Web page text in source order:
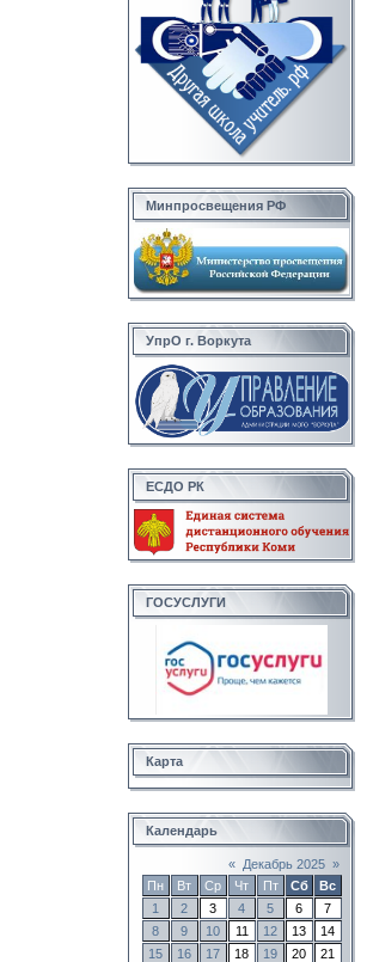
Минпросвещения РФ
УпрО г. Воркута
ЕСДО РК
ГОСУСЛУГИ
Карта
Календарь
« Декабрь 2025 »
Пн
Вт Ср Чт Пт Сб
Вс
1
2 3 4 5 6
7
8
9 10 11 12 13
14
15
16 17 18 19 20
21